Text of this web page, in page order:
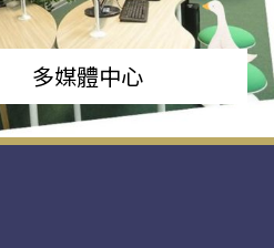
多媒體中心